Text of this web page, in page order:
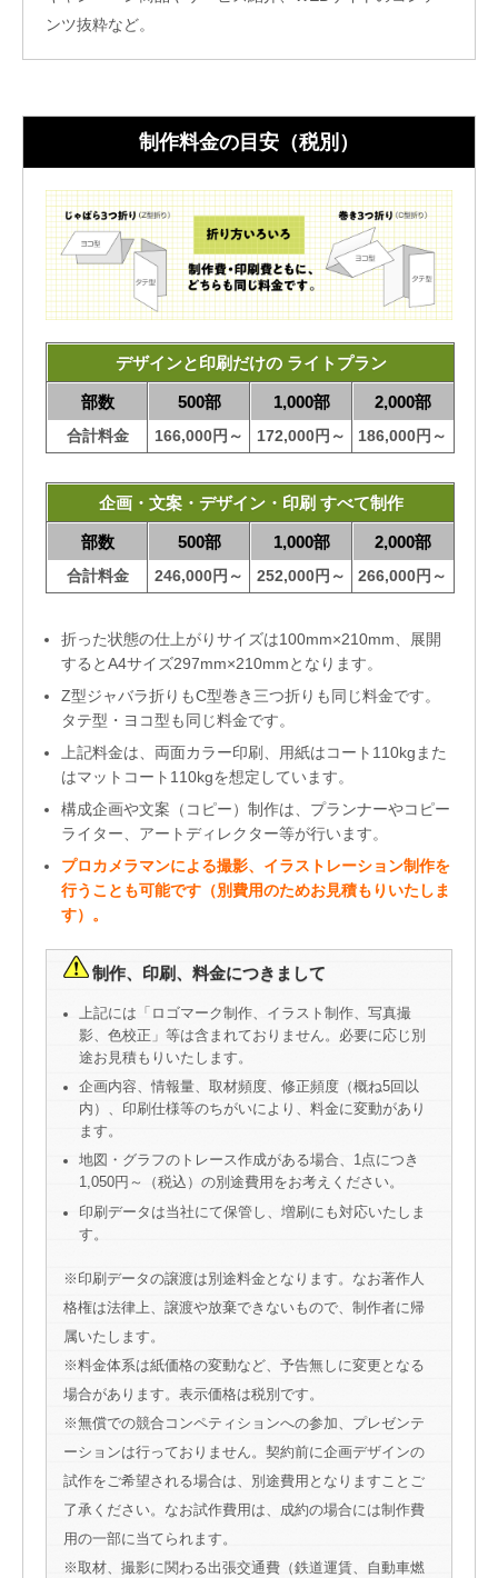
ンツ抜粋など。
制作料金の目安（税別）
デザインと印刷だけの ライトプラン
部数
合計料金
500部
166,000円～
1,000部
172,000円～
2,000部
186,000円～
企画・文案・デザイン・印刷 すべて制作
部数
合計料金
500部
246,000円～
1,000部
252,000円～
2,000部
266,000円～
折った状態の仕上がりサイズは100mm×210mm、展開
するとA4サイズ297mm×210mmとなります。
Z型ジャバラ折りもC型巻き三つ折りも同じ料金です。
タテ型・ヨコ型も同じ料金です。
上記料金は、両面カラー印刷、用紙はコート110kgまた
はマットコート110kgを想定しています。
構成企画や文案（コピー）制作は、プランナーやコピー
ライター、アートディレクター等が行います。
プロカメラマンによる撮影、イラストレーション制作を
行うことも可能です（別費用のためお見積もりいたしま
す）。
制作、印刷、料金につきまして
上記には「ロゴマーク制作、イラスト制作、写真撮
影、色校正」等は含まれておりません。必要に応じ別
途お見積もりいたします。
企画内容、情報量、取材頻度、修正頻度（概ね5回以
内）、印刷仕様等のちがいにより、料金に変動があり
ます。
地図・グラフのトレース作成がある場合、1点につき
1,050円～（税込）の別途費用をお考えください。
印刷データは当社にて保管し、増刷にも対応いたしま
す。
※印刷データの譲渡は別途料金となります。なお著作人
格権は法律上、譲渡や放棄できないもので、制作者に帰
属いたします。
※料金体系は紙価格の変動など、予告無しに変更となる
場合があります。表示価格は税別です。
※無償での競合コンペティションへの参加、プレゼンテ
ーションは行っておりません。契約前に企画デザインの
試作をご希望される場合は、別途費用となりますことご
了承ください。なお試作費用は、成約の場合には制作費
用の一部に当てられます。
※取材、撮影に関わる出張交通費（鉄道運賃、自動車燃